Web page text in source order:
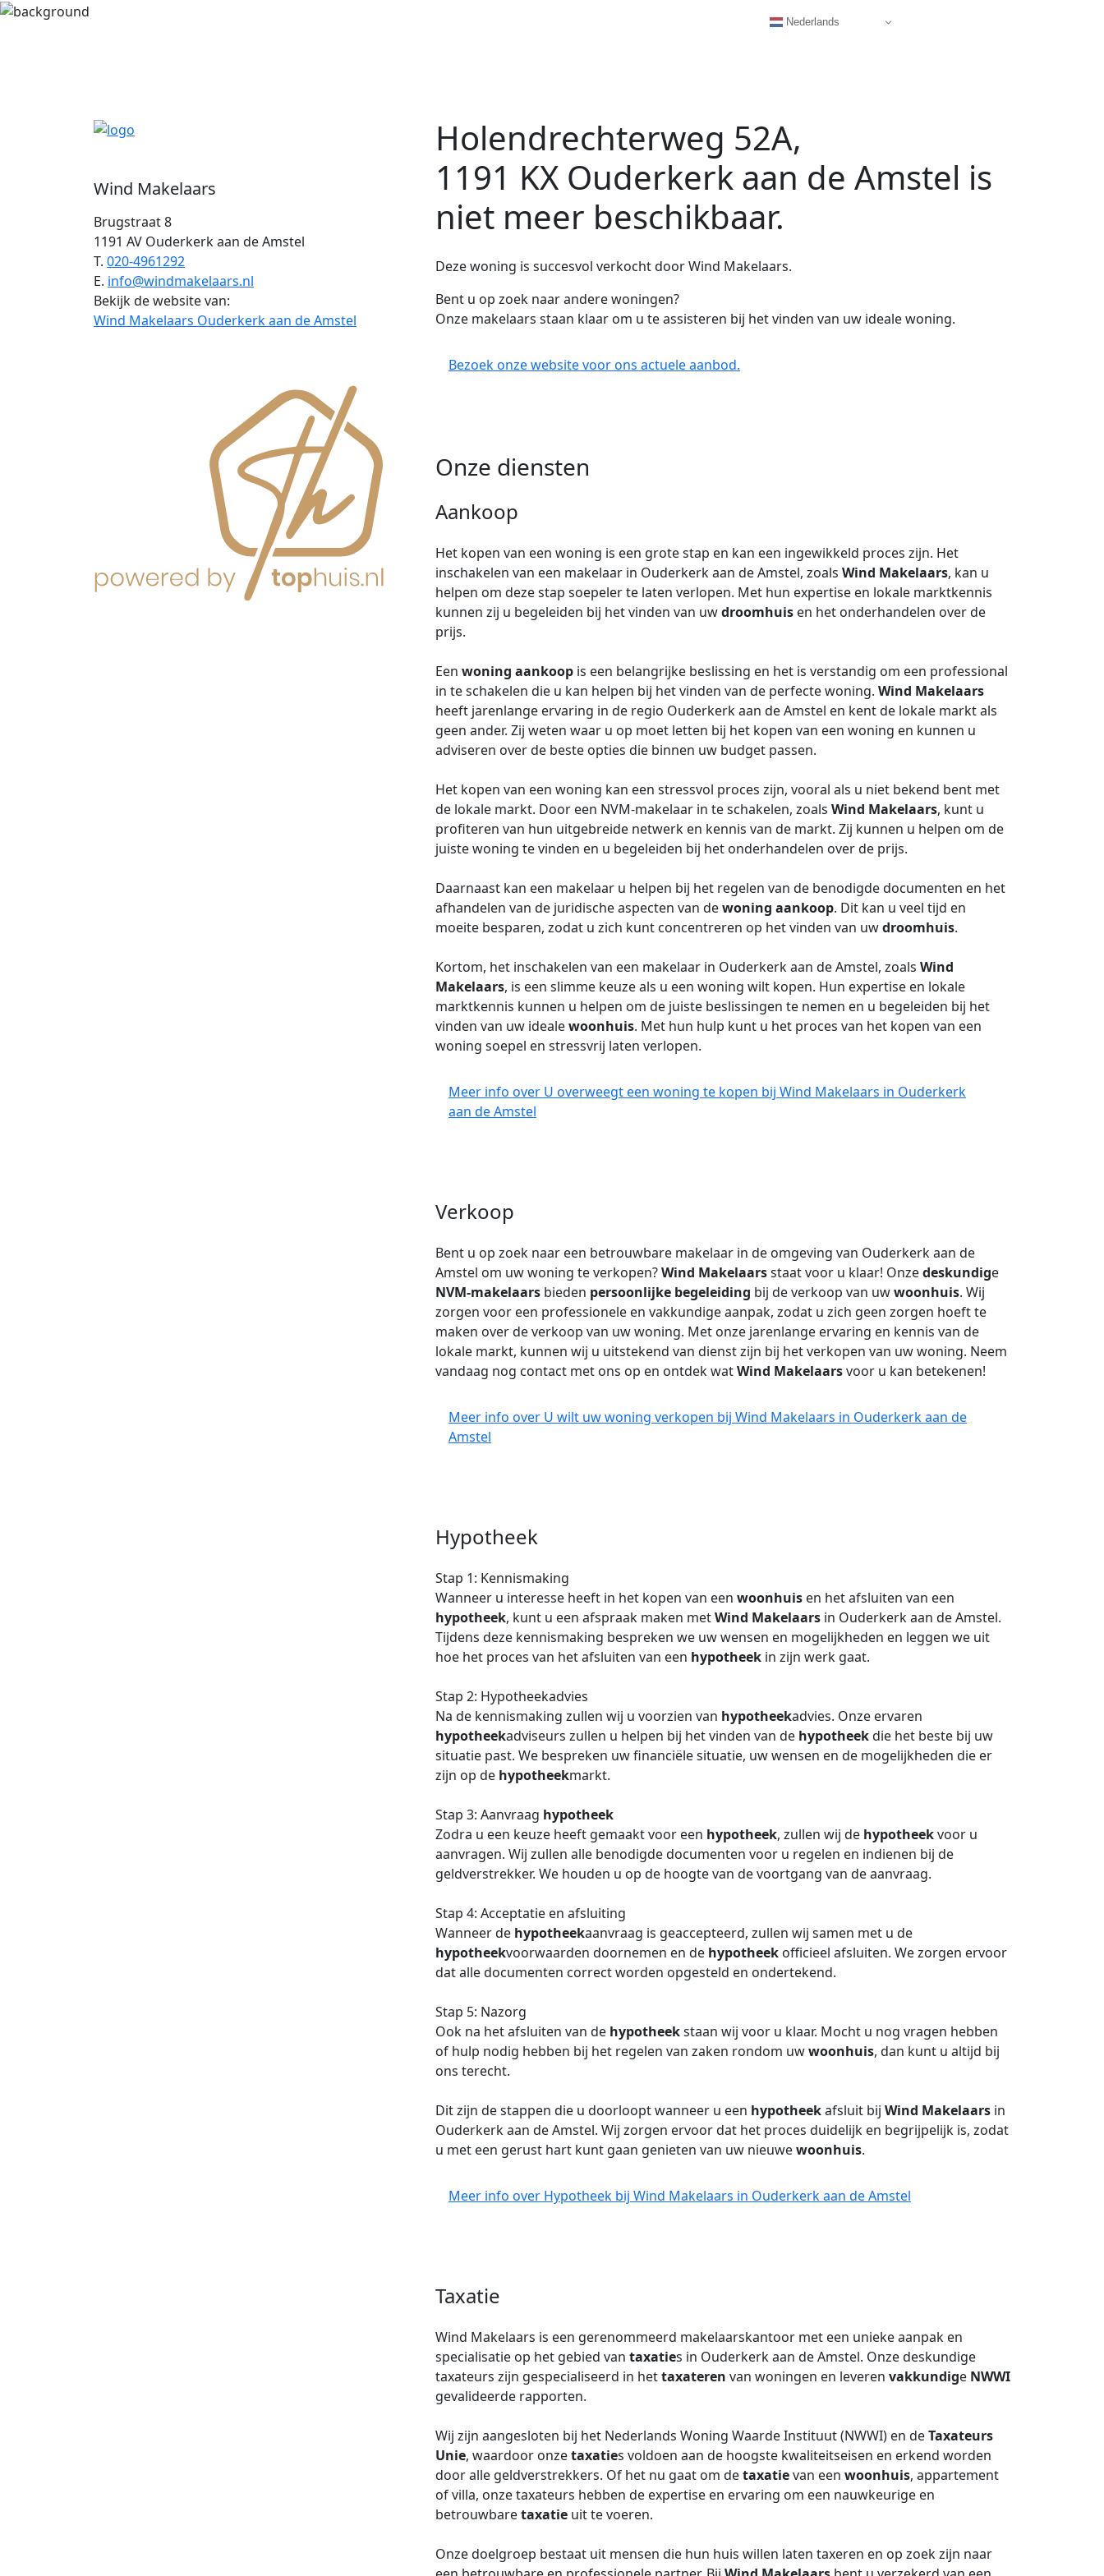
Wind Makelaars
Brugstraat 8
1191 AV Ouderkerk aan de Amstel
T. 020-4961292
E. info@windmakelaars.nl
Bekijk de website van:
Wind Makelaars Ouderkerk aan de Amstel
Holendrechterweg 52A,
1191 KX Ouderkerk aan de Amstel is
niet meer beschikbaar.
Deze woning is succesvol verkocht door Wind Makelaars.
Bent u op zoek naar andere woningen?
Onze makelaars staan klaar om u te assisteren bij het vinden van uw ideale woning.
Bezoek onze website voor ons actuele aanbod.
Onze diensten
Aankoop
Het kopen van een woning is een grote stap en kan een ingewikkeld proces zijn. Het
inschakelen van een makelaar in Ouderkerk aan de Amstel, zoals Wind Makelaars, kan u
helpen om deze stap soepeler te laten verlopen. Met hun expertise en lokale marktkennis
kunnen zij u begeleiden bij het vinden van uwdroomhuis en het onderhandelen over de
prijs.
Een woning aankoop is een belangrijke beslissing en het is verstandig om een professional
in te schakelen die u kan helpen bij het vinden van de perfecte woning. Wind Makelaars
heeft jarenlange ervaring in de regio Ouderkerk aan de Amstel en kent de lokale markt als
geen ander. Zij weten waar u op moet letten bij het kopen van een woning en kunnen u
adviseren over de beste opties die binnen uw budget passen.
Het kopen van een woning kan een stressvol proces zijn, vooral als u niet bekend bent met
de lokale markt. Door een NVM-makelaar in te schakelen, zoals Wind Makelaars, kunt u
profiteren van hun uitgebreide netwerk en kennis van de markt. Zij kunnen u helpen om de
juiste woning te vinden en u begeleiden bij het onderhandelen over de prijs.
Daarnaast kan een makelaar u helpen bij het regelen van de benodigde documenten en het
afhandelen van de juridische aspecten van dewoning aankoop. Dit kan u veel tijd en
moeite besparen, zodat u zich kunt concentreren op het vinden van uwdroomhuis.
Kortom, het inschakelen van een makelaar in Ouderkerk aan de Amstel, zoals Wind
Makelaars, is een slimme keuze als u een woning wilt kopen. Hun expertise en lokale
marktkennis kunnen u helpen om de juiste beslissingen te nemen en u begeleiden bij het
vinden van uw idealewoonhuis. Met hun hulp kunt u het proces van het kopen van een
woning soepel en stressvrij laten verlopen.
Meer info over U overweegt een woning te kopen bij Wind Makelaars in Ouderkerk
aan de Amstel
Verkoop
Bent u op zoek naar een betrouwbare makelaar in de omgeving van Ouderkerk aan de
Amstel om uw woning te verkopen?Wind Makelaarsstaat voor u klaar! Onzedeskundige
NVM-makelaars bieden persoonlijke begeleiding bij de verkoop van uwwoonhuis. Wij
zorgen voor een professionele en vakkundige aanpak, zodat u zich geen zorgen hoeft te
maken over de verkoop van uw woning. Met onze jarenlange ervaring en kennis van de
lokale markt, kunnen wij u uitstekend van dienst zijn bij het verkopen van uw woning. Neem
vandaag nog contact met ons op en ontdek watWind Makelaarsvoor u kan betekenen!
Meer info over U wilt uw woning verkopen bij Wind Makelaars in Ouderkerk aan de
Amstel
Hypotheek
Stap 1: Kennismaking
Wanneer u interesse heeft in het kopen van een woonhuis en het afsluiten van een
hypotheek, kunt u een afspraak maken metWind Makelaars in Ouderkerk aan de Amstel.
Tijdens deze kennismaking bespreken we uw wensen en mogelijkheden en leggen we uit
hoe het proces van het afsluiten van een hypotheek in zijn werk gaat.
Stap 2: Hypotheekadvies
Na de kennismaking zullen wij u voorzien van hypotheekadvies. Onze ervaren
hypotheekadviseurs zullen u helpen bij het vinden van de hypotheekdie het beste bij uw
situatie past. We bespreken uw financiële situatie, uw wensen en de mogelijkheden die er
zijn op de hypotheekmarkt.
Stap 3: Aanvraag hypotheek
Zodra u een keuze heeft gemaakt voor een hypotheek, zullen wij de hypotheekvoor u
aanvragen. Wij zullen alle benodigde documenten voor u regelen en indienen bij de
geldverstrekker. We houden u op de hoogte van de voortgang van de aanvraag.
Stap 4: Acceptatie en afsluiting
Wanneer de hypotheekaanvraag is geaccepteerd, zullen wij samen met u de
hypotheekvoorwaarden doornemen en de hypotheek officieel afsluiten. We zorgen ervoor
dat alle documenten correct worden opgesteld en ondertekend.
Stap 5: Nazorg
Ook na het afsluiten van de hypotheekstaan wij voor u klaar. Mocht u nog vragen hebben
of hulp nodig hebben bij het regelen van zaken rondom uwwoonhuis, dan kunt u altijd bij
ons terecht.
Dit zijn de stappen die u doorloopt wanneer u een hypotheekafsluit bij Wind Makelaars in
Ouderkerk aan de Amstel. Wij zorgen ervoor dat het proces duidelijk en begrijpelijk is, zodat
u met een gerust hart kunt gaan genieten van uw nieuwewoonhuis.
Meer info over Hypotheek bij Wind Makelaars in Ouderkerk aan de Amstel
Taxatie
Wind Makelaars is een gerenommeerd makelaarskantoor met een unieke aanpak en
specialisatie op het gebied van taxaties in Ouderkerk aan de Amstel. Onze deskundige
taxateurs zijn gespecialiseerd in hettaxateren van woningen en leveren vakkundige NWWI
gevalideerde rapporten.
Wij zijn aangesloten bij het Nederlands Woning Waarde Instituut (NWWI) en deTaxateurs
Unie, waardoor onzetaxaties voldoen aan de hoogste kwaliteitseisen en erkend worden
door alle geldverstrekkers. Of het nu gaat om detaxatievan een woonhuis, appartement
of villa, onze taxateurs hebben de expertise en ervaring om een nauwkeurige en
betrouwbaretaxatie uit te voeren.
Onze doelgroep bestaat uit mensen die hun huis willen laten taxeren en op zoek zijn naar
Nederlands